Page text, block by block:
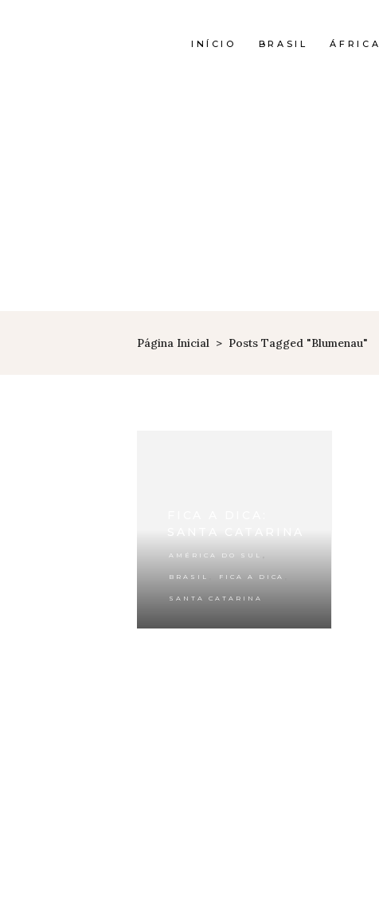
INÍCIO BRASIL ÁFRICA
Página Inicial > Posts Tagged "blumenau"
AMÉRICA DO SUL
BRASIL FICA A DICA
SANTA CATARINA